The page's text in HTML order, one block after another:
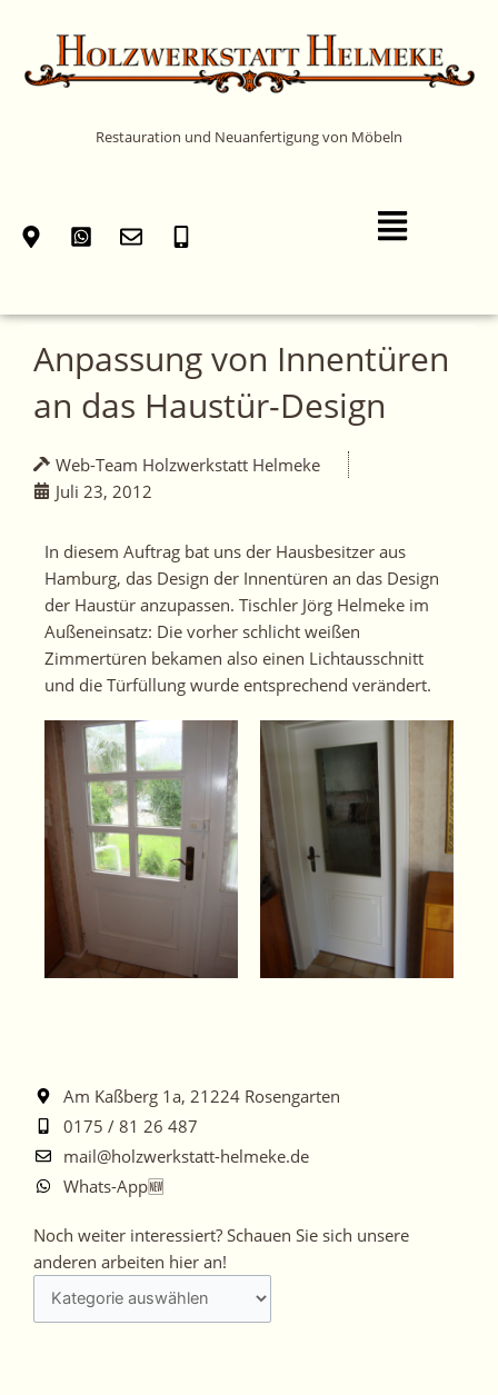
springen
Restauration und Neuanfertigung von Möbeln
Main
Menu
Anpassung von Innentüren
an das Haustür-Design
Web-Team Holzwerkstatt Helmeke
Juli 23, 2012
In diesem Auftrag bat uns der Hausbesitzer aus
Hamburg, das Design der Innentüren an das Design
der Haustür anzupassen. Tischler Jörg Helmeke im
Außeneinsatz: Die vorher schlicht weißen
Zimmertüren bekamen also einen Lichtausschnitt
und die Türfüllung wurde entsprechend verändert.
Am Kaßberg 1a, 21224 Rosengarten
0175 / 81 26 487
mail@holzwerkstatt-helmeke.de
Whats-App🆕
Noch weiter interessiert? Schauen Sie sich unsere
anderen arbeiten hier an!
Noch
weiter
interessiert?
Schauen